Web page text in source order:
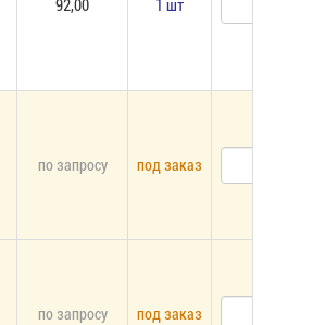
92,00 1 шт
по запросу под заказ
по запросу под заказ